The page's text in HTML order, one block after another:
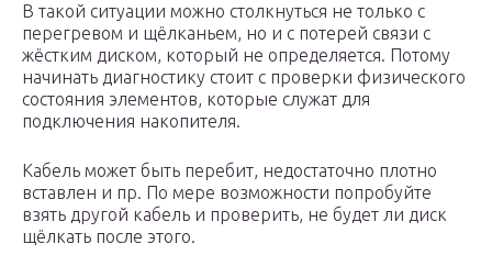
В такой ситуации можно столкнуться не только с
перегревом и щёлканьем, но и с потерей связи с
жёстким диском, который не определяется. Потому
начинать диагностику стоит с проверки физического
состояния элементов, которые служат для
подключения накопителя.
Кабель может быть перебит, недостаточно плотно
вставлен и пр. По мере возможности попробуйте
взять другой кабель и проверить, не будет ли диск
щёлкать после этого.